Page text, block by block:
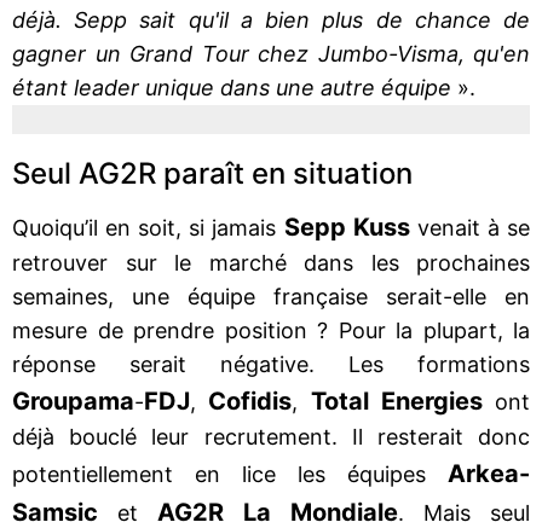
déjà. Sepp sait qu'il a bien plus de chance de
gagner un Grand Tour chez Jumbo-Visma, qu'en
étant leader unique dans une autre équipe ».
Seul AG2R paraît en situation
Quoiqu’il en soit, si jamais Sepp Kussvenait à se
retrouver sur le marché dans les prochaines
semaines, une équipe française serait-elle en
mesure de prendre position ? Pour la plupart, la
réponse serait négative. Les formations
Groupama-FDJ, Cofidis, Total Energiesont
déjà bouclé leur recrutement. Il resterait donc
potentiellement en lice les équipes Arkea-
Samsic et AG2R La Mondiale. Mais seul